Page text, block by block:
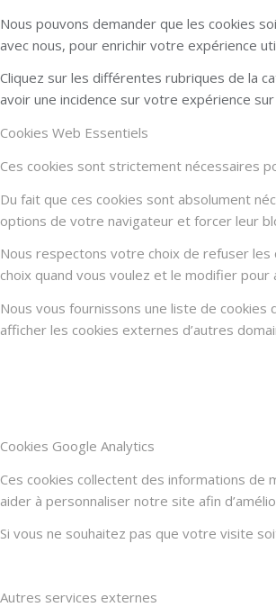
Nous pouvons demander que les cookies
avec nous, pour enrichir votre expérience
Cliquez sur les différentes rubriques de la
avoir une incidence sur votre expérience
Cookies Web Essentiels
Ces cookies sont strictement nécessaires
Du fait que ces cookies sont absolument
options de votre navigateur et forcer leur
Nous respectons votre choix de refuser les
choix quand vous voulez et le modifier
Nous vous fournissons une liste de
afficher les cookies externes d’autres
Cookies Google Analytics
Ces cookies collectent des informations
aider à personnaliser notre site afin
Si vous ne souhaitez pas que votre visite
Autres services externes